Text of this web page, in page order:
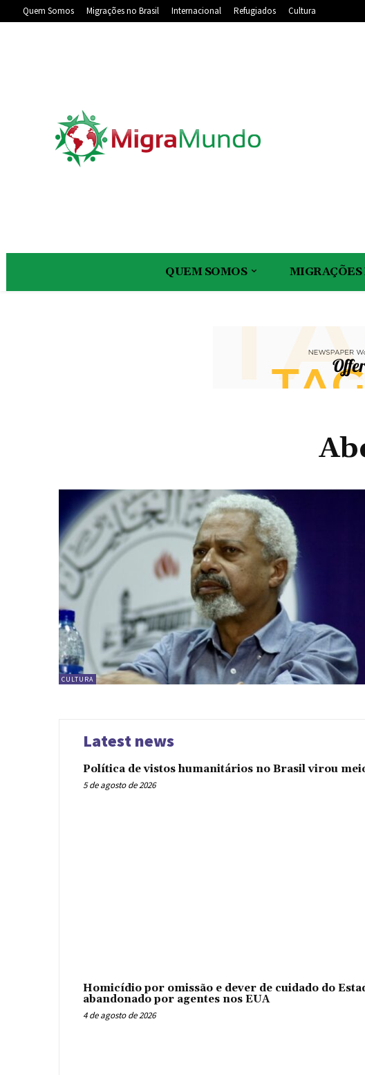
Quem Somos Migrações no Brasil Internacional Refugiados Cultura
QUEM SOMOS
CULTURA
Latest news
Política de vistos humanitários no Brasil virou
5 de agosto de 2026
Homicídio por omissão e dever de cuidado do
abandonado por agentes nos EUA
4 de agosto de 2026